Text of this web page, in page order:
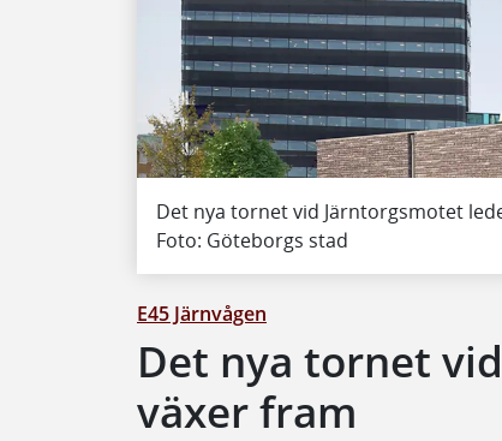
Det nya tornet vid Järntorgsmotet
Foto: Göteborgs stad
E45 Järnvågen
Det nya tornet
växer fram